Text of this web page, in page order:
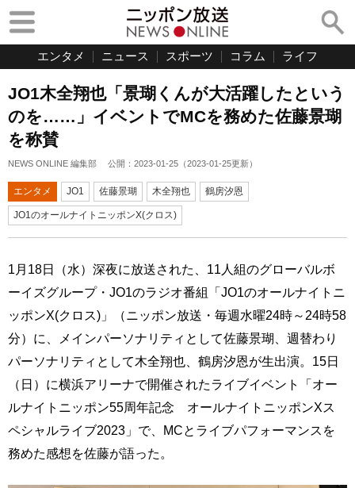
エンタメ ニュース スポーツ コラム ライフ
JO1木全翔也「景瑚くんが大活躍したという
のを……」イベントでMCを務めた佐藤景瑚
を称賛
NEWS ONLINE 編集部 公開： 2023-01-25 （2023-01-25更新）
エンタメ JO1 佐藤景瑚 木全翔也 鶴房汐恩
JO1のオールナイトニッポンX(クロス)
1月18日（水）深夜に放送された、11人組のグローバルボ
ーイズグループ・JO1のラジオ番組「JO1のオールナイトニ
ッポンX(クロス)」（ニッポン放送・毎週水曜24時～24時58
分）に、メインパーソナリティとして佐藤景瑚、週替わり
パーソナリティとして木全翔也、鶴房汐恩が生出演。15日
（日）に横浜アリーナで開催されたライブイベント「オー
ルナイトニッポン55周年記念 オールナイトニッポンXス
ペシャルライブ2023」で、MCとライブパフォーマンスを
務めた感想を佐藤が語った。